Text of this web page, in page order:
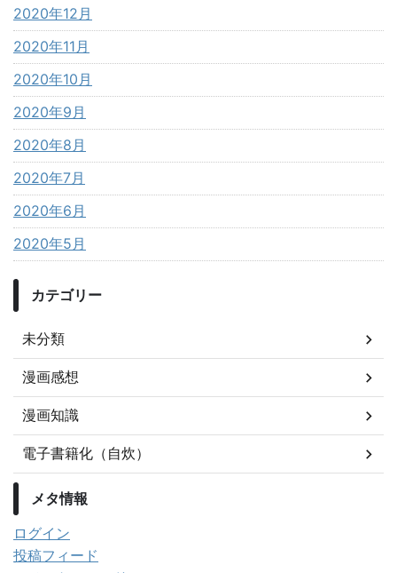
2020年12月
2020年11月
2020年10月
2020年9月
2020年8月
2020年7月
2020年6月
2020年5月
カテゴリー
未分類
漫画感想
漫画知識
電子書籍化（自炊）
メタ情報
ログイン
投稿フィード